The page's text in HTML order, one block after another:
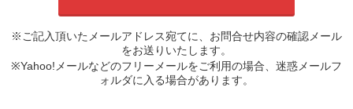
※ご記入頂いたメールアドレス宛てに、お問合せ内容の確認メール
をお送りいたします。
※Yahoo!メールなどのフリーメールをご利用の場合、迷惑メールフ
ォルダに入る場合があります。